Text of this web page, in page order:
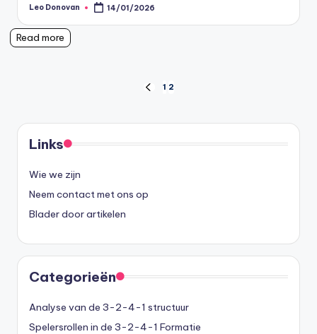
Posted
Leo Donovan 14/01/2026
Read more
pagination
PREVIOUS
1 2
Links
Wie we zijn
Neem contact met ons op
Blader door artikelen
Categorieën
Analyse van de 3-2-4-1 structuur
Spelersrollen in de 3-2-4-1 Formatie